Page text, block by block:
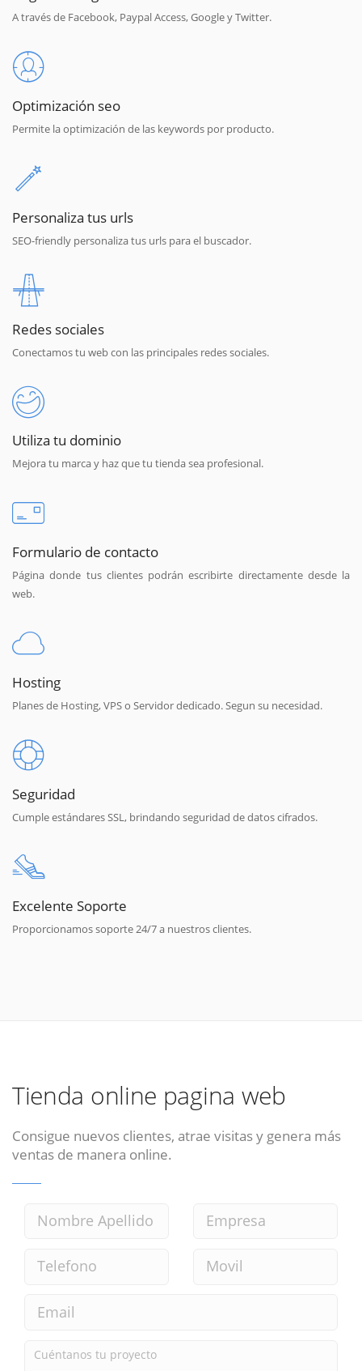
A través de Facebook, Paypal Access, Google y Twitter.
Optimización seo
Permite la optimización de las keywords por producto.
Personaliza tus urls
SEO-friendly personaliza tus urls para el buscador.
Redes sociales
Conectamos tu web con las principales redes sociales.
Utiliza tu dominio
Mejora tu marca y haz que tu tienda sea profesional.
Formulario de contacto
Página donde tus clientes podrán escribirte directamente desde la
web.
Hosting
Planes de Hosting, VPS o Servidor dedicado. Segun su necesidad.
Seguridad
Cumple estándares SSL, brindando seguridad de datos cifrados.
Excelente Soporte
Proporcionamos soporte 24/7 a nuestros clientes.
Tienda online pagina web
Consigue nuevos clientes, atrae visitas y genera más
ventas de manera online.